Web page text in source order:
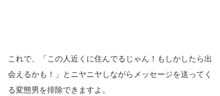
これで、「この人近くに住んでるじゃん！もしかしたら出
会えるかも！」とニヤニヤしながらメッセージを送ってく
る変態男 を排除できますよ。